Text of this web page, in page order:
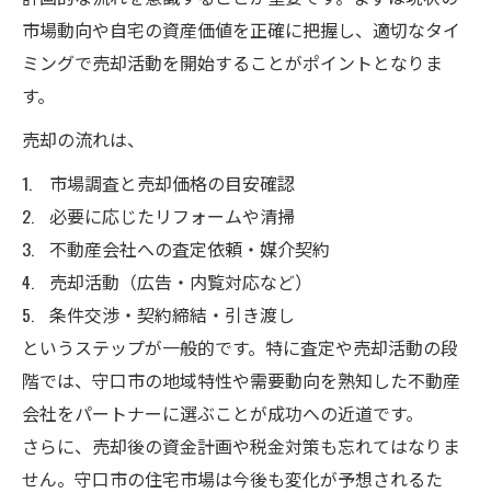
市場動向や自宅の資産価値を正確に把握し、適切なタイ
ミングで売却活動を開始することがポイントとなりま
す。
売却の流れは、
市場調査と売却価格の目安確認
必要に応じたリフォームや清掃
不動産会社への査定依頼・媒介契約
売却活動（広告・内覧対応など）
条件交渉・契約締結・引き渡し
というステップが一般的です。特に査定や売却活動の段
階では、守口市の地域特性や需要動向を熟知した不動産
会社をパートナーに選ぶことが成功への近道です。
さらに、売却後の資金計画や税金対策も忘れてはなりま
せん。守口市の住宅市場は今後も変化が予想されるた